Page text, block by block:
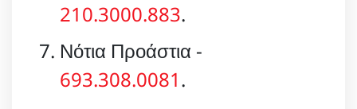
210.3000.883.
Νότια Προάστια -
693.308.0081.